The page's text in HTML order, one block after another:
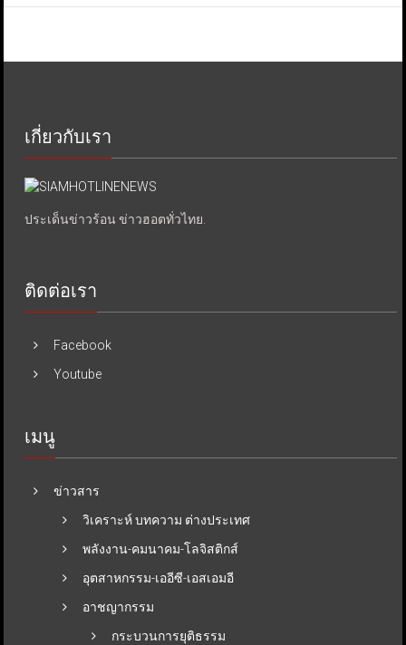
เกี่ยวกับเรา
ประเด็นข่าวร้อน ข่าวฮอตทั่วไทย.
ติดต่อเรา
Facebook
Youtube
เมนู
ข่าวสาร
วิเคราะห์ บทความ ต่างประเทศ
พลังงาน-คมนาคม-โลจิสติกส์
อุตสาหกรรม-เออีซี-เอสเอมอี
อาชญากรรม
กระบวนการยุติธรรม